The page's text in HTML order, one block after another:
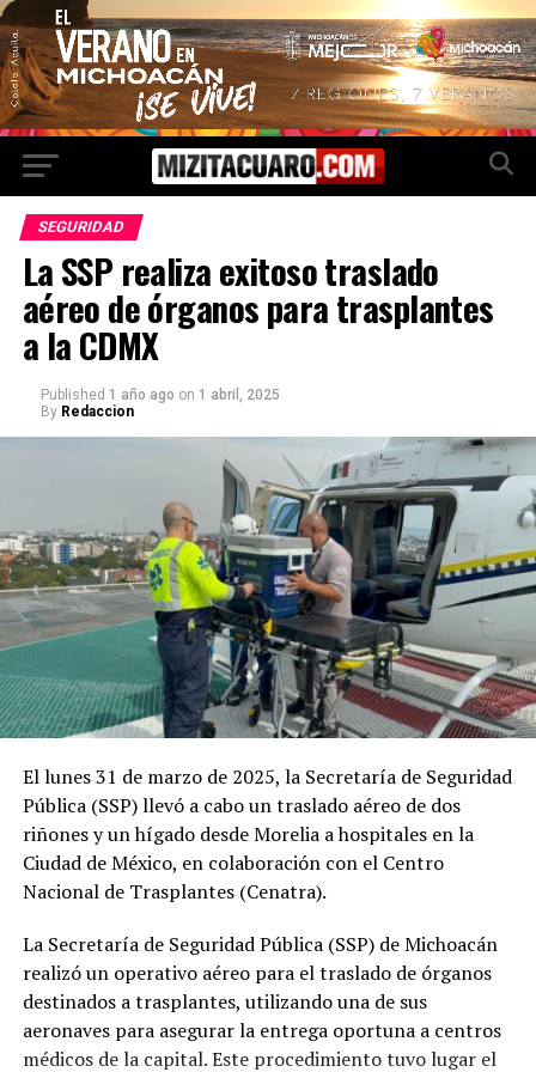
SEGURIDAD
La SSP realiza exitoso traslado
aéreo de órganos para trasplantes
a la CDMX
Published 1 año ago on 1 abril, 2025
By Redaccion
El lunes 31 de marzo de 2025, la Secretaría de Seguridad
Pública (SSP) llevó a cabo un traslado aéreo de dos
riñones y un hígado desde Morelia a hospitales en la
Ciudad de México, en colaboración con el Centro
Nacional de Trasplantes (Cenatra).
La Secretaría de Seguridad Pública (SSP) de Michoacán
realizó un operativo aéreo para el traslado de órganos
destinados a trasplantes, utilizando una de sus
aeronaves para asegurar la entrega oportuna a centros
médicos de la capital. Este procedimiento tuvo lugar el